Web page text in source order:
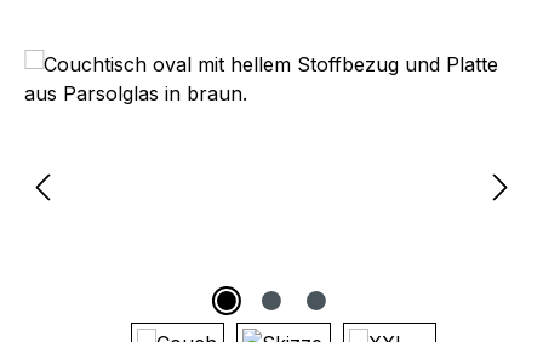
Bildergalerie überspringen